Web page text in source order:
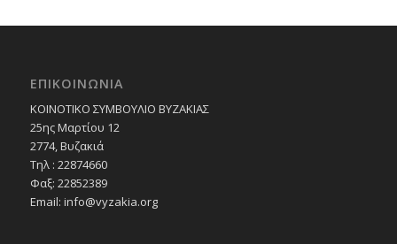
ΕΠΙΚΟΙΝΩΝΙΑ
ΚΟΙΝΟΤΙΚΟ ΣΥΜΒΟΥΛΙΟ ΒΥΖΑΚΙΑΣ
25ης Μαρτίου 12
2774, Βυζακιά
Τηλ : 22874660
Φαξ: 22852389
Email: info@vyzakia.org